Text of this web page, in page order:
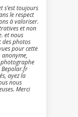
s’est toujours
le respect
à valoriser.
et non
et nous
des photos
pour cette
anonyme,
Bepolar.fr
ayez la
nous
Merci